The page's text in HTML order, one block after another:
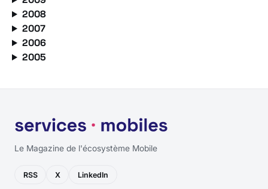
2008
2007
2006
2005
Le Magazine de l'écosystème Mobile
RSS X LinkedIn